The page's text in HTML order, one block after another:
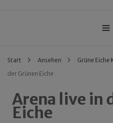
Start Ansehen Grüne Eiche
der Grünen Eiche
Arena live in
Eiche